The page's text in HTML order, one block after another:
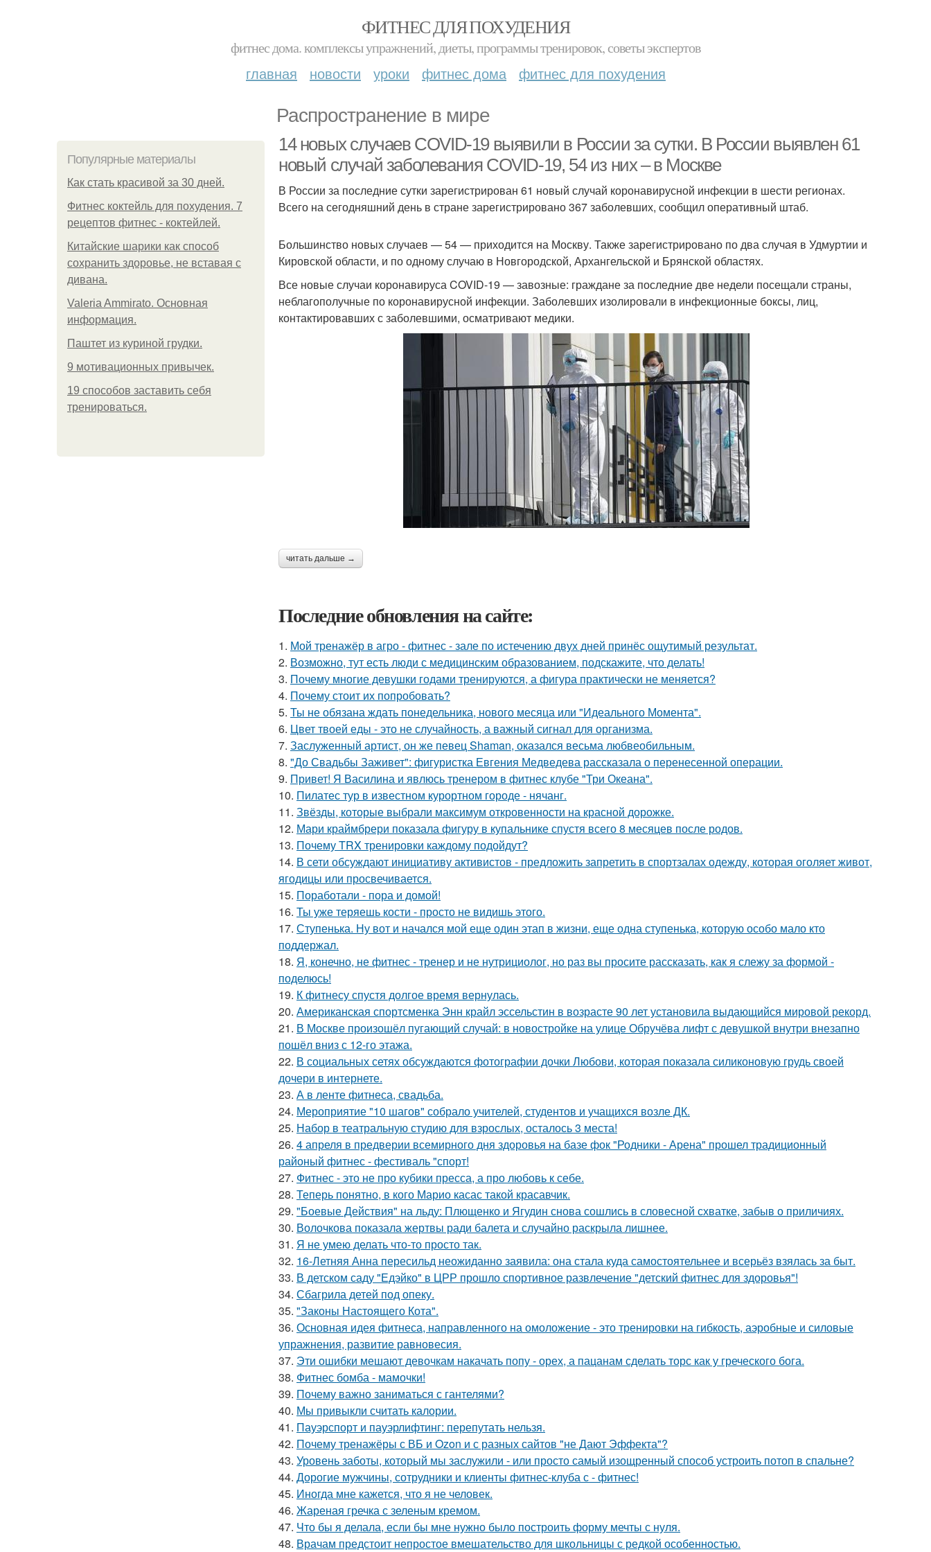
ФИТНЕС ДЛЯ ПОХУДЕНИЯ
фитнес дома. комплексы упражнений, диеты, программы тренировок, советы экспертов
главная новости уроки фитнес дома фитнес для похудения
Распространение в мире
Популярные материалы
Как стать красивой за 30 дней.
Фитнес коктейль для похудения. 7
рецептов фитнес - коктейлей.
Китайские шарики как способ
сохранить здоровье, не вставая с
дивана.
Valeria Ammirato. Основная
информация.
Паштет из куриной грудки.
9 мотивационных привычек.
19 способов заставить себя
тренироваться.
14 новых случаев COVID-19 выявили в России за сутки. В России выявлен 61
новый случай заболевания COVID-19, 54 из них – в Москве
В России за последние сутки зарегистрирован 61 новый случай коронавирусной инфекции в шести регионах.
Всего на сегодняшний день в стране зарегистрировано 367 заболевших, сообщил оперативный штаб.
Большинство новых случаев — 54 — приходится на Москву. Также зарегистрировано по два случая в Удмуртии и
Кировской области, и по одному случаю в Новгородской, Архангельской и Брянской областях.
Все новые случаи коронавируса COVID-19 — завозные: граждане за последние две недели посещали страны,
неблагополучные по коронавирусной инфекции. Заболевших изолировали в инфекционные боксы, лиц,
контактировавших с заболевшими, осматривают медики.
читать дальше →
Последние обновления на сайте:
1. Мой тренажёр в агро - фитнес - зале по истечению двух дней принёс ощутимый результат.
2. Возможно, тут есть люди с медицинским образованием, подскажите, что делать!
3. Почему многие девушки годами тренируются, а фигура практически не меняется?
4. Почему стоит их попробовать?
5. Ты не обязана ждать понедельника, нового месяца или "Идеального Момента".
6. Цвет твоей еды - это не случайность, а важный сигнал для организма.
7. Заслуженный артист, он же певец Shaman, оказался весьма любвеобильным.
8. "До Свадьбы Заживет": фигуристка Евгения Медведева рассказала о перенесенной операции.
9. Привет! Я Василина и явлюсь тренером в фитнес клубе "Три Океана".
10. Пилатес тур в известном курортном городе - нячанг.
11. Звёзды, которые выбрали максимум откровенности на красной дорожке.
12. Мари краймбрери показала фигуру в купальнике спустя всего 8 месяцев после родов.
13. Почему TRX тренировки каждому подойдут?
14. В сети обсуждают инициативу активистов - предложить запретить в спортзалах одежду, которая оголяет живот,
ягодицы или просвечивается.
15. Поработали - пора и домой!
16. Ты уже теряешь кости - просто не видишь этого.
17. Ступенька. Ну вот и начался мой еще один этап в жизни, еще одна ступенька, которую особо мало кто
поддержал.
18. Я, конечно, не фитнес - тренер и не нутрициолог, но раз вы просите рассказать, как я слежу за формой -
поделюсь!
19. К фитнесу спустя долгое время вернулась.
20. Американская спортсменка Энн крайл эссельстин в возрасте 90 лет установила выдающийся мировой рекорд.
21. В Москве произошёл пугающий случай: в новостройке на улице Обручёва лифт с девушкой внутри внезапно
пошёл вниз с 12-го этажа.
22. В социальных сетях обсуждаются фотографии дочки Любови, которая показала силиконовую грудь своей
дочери в интернете.
23. А в ленте фитнеса, свадьба.
24. Мероприятие "10 шагов" собрало учителей, студентов и учащихся возле ДК.
25. Набор в театральную студию для взрослых, осталось 3 места!
26. 4 апреля в предверии всемирного дня здоровья на базе фок "Родники - Арена" прошел традиционный
районый фитнес - фестиваль "спорт!
27. Фитнес - это не про кубики пресса, а про любовь к себе.
28. Теперь понятно, в кого Марио касас такой красавчик.
29. "Боевые Действия" на льду: Плющенко и Ягудин снова сошлись в словесной схватке, забыв о приличиях.
30. Волочкова показала жертвы ради балета и случайно раскрыла лишнее.
31. Я не умею делать что-то просто так.
32. 16-Летняя Анна пересильд неожиданно заявила: она стала куда самостоятельнее и всерьёз взялась за быт.
33. В детском саду "Едэйко" в ЦРР прошло спортивное развлечение "детский фитнес для здоровья"!
34. Сбагрила детей под опеку.
35. "Законы Настоящего Кота".
36. Основная идея фитнеса, направленного на омоложение - это тренировки на гибкость, аэробные и силовые
упражнения, развитие равновесия.
37. Эти ошибки мешают девочкам накачать попу - орех, а пацанам сделать торс как у греческого бога.
38. Фитнес бомба - мамочки!
39. Почему важно заниматься с гантелями?
40. Мы привыкли считать калории.
41. Пауэрспорт и пауэрлифтинг: перепутать нельзя.
42. Почему тренажёры с ВБ и Ozon и с разных сайтов "не Дают Эффекта"?
43. Уровень заботы, который мы заслужили - или просто самый изощренный способ устроить потоп в спальне?
44. Дорогие мужчины, сотрудники и клиенты фитнес-клуба с - фитнес!
45. Иногда мне кажется, что я не человек.
46. Жареная гречка с зеленым кремом.
47. Что бы я делала, если бы мне нужно было построить форму мечты с нуля.
48. Врачам предстоит непростое вмешательство для школьницы с редкой особенностью.